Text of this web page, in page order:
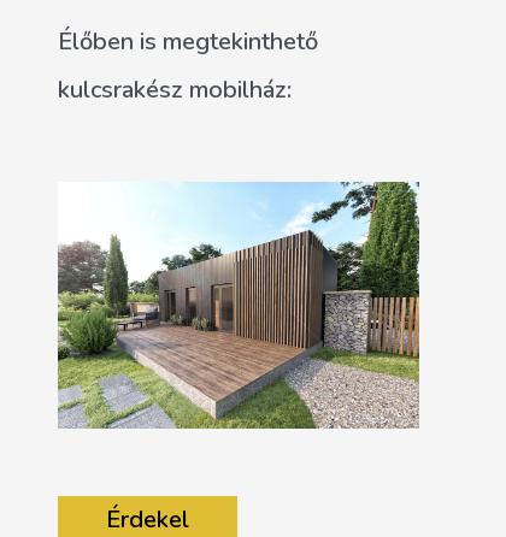
Élőben is megtekinthető
kulcsrakész mobilház:
Érdekel